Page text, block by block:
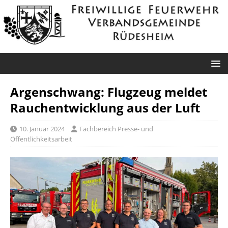
Argenschwang: Flugzeug meldet
Rauchentwicklung aus der Luft
10. Januar 2024
Fachbereich Presse- und
Öffentlichkeitsarbeit